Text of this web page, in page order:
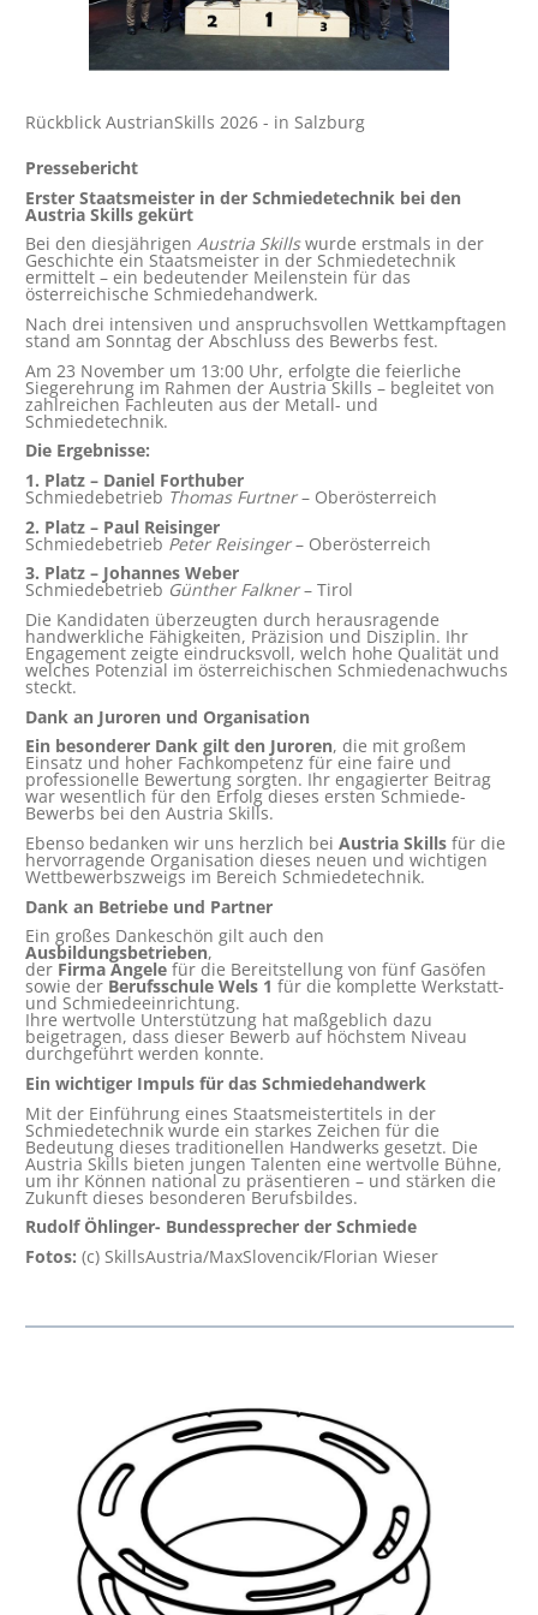
Rückblick AustrianSkills 2026 - in Salzburg
Pressebericht
Erster Staatsmeister in der Schmiedetechnik bei den
Austria Skills gekürt
Bei den diesjährigenAustria Skillswurde erstmals in der
Geschichte ein Staatsmeister in der Schmiedetechnik
ermittelt – ein bedeutender Meilenstein für das
österreichische Schmiedehandwerk.
Nach drei intensiven und anspruchsvollen Wettkampftagen
stand am Sonntag der Abschluss des Bewerbs fest.
Am 23 November um 13:00 Uhr, erfolgte die feierliche
Siegerehrung im Rahmen der Austria Skills – begleitet von
zahlreichen Fachleuten aus der Metall- und
Schmiedetechnik.
Die Ergebnisse:
1. Platz – Daniel Forthuber
Schmiedebetrieb Thomas Furtner– Oberösterreich
2. Platz – Paul Reisinger
Schmiedebetrieb Peter Reisinger– Oberösterreich
3. Platz – Johannes Weber
Schmiedebetrieb Günther Falkner– Tirol
Die Kandidaten überzeugten durch herausragende
handwerkliche Fähigkeiten, Präzision und Disziplin. Ihr
Engagement zeigte eindrucksvoll, welch hohe Qualität und
welches Potenzial im österreichischen Schmiedenachwuchs
steckt.
Dank an Juroren und Organisation
Ein besonderer Dank gilt den Juroren, die mit großem
Einsatz und hoher Fachkompetenz für eine faire und
professionelle Bewertung sorgten. Ihr engagierter Beitrag
war wesentlich für den Erfolg dieses ersten Schmiede-
Bewerbs bei den Austria Skills.
Ebenso bedanken wir uns herzlich beiAustria Skills für die
hervorragende Organisation dieses neuen und wichtigen
Wettbewerbszweigs im Bereich Schmiedetechnik.
Dank an Betriebe und Partner
Ein großes Dankeschön gilt auch den
Ausbildungsbetrieben,
der Firma Angele für die Bereitstellung von fünf Gasöfen
sowie der Berufsschule Wels 1 für die komplette Werkstatt-
und Schmiedeeinrichtung.
Ihre wertvolle Unterstützung hat maßgeblich dazu
beigetragen, dass dieser Bewerb auf höchstem Niveau
durchgeführt werden konnte.
Ein wichtiger Impuls für das Schmiedehandwerk
Mit der Einführung eines Staatsmeistertitels in der
Schmiedetechnik wurde ein starkes Zeichen für die
Bedeutung dieses traditionellen Handwerks gesetzt. Die
Austria Skills bieten jungen Talenten eine wertvolle Bühne,
um ihr Können national zu präsentieren – und stärken die
Zukunft dieses besonderen Berufsbildes.
Rudolf Öhlinger- Bundessprecher der Schmiede
Fotos: (c) SkillsAustria/MaxSlovencik/Florian Wieser